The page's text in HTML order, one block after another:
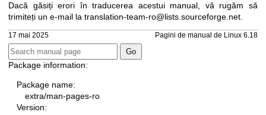
Dacă găsiți erori în traducerea acestui manual, vă rugăm să
trimiteți un e-mail la translation-team-ro@lists.sourceforge.net
17 mai 2025 Pagini de manual de Linux 6.18
Package information:
Package name:
extra/man-pages-ro
Version: